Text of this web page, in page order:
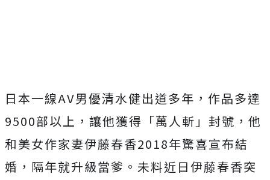
日本一線AV男優清水健出道多年，作品多達
9500部以上，讓他獲得「萬人斬」封號，他
和美女作家妻伊藤春香2018年驚喜宣布結
婚，隔年就升級當爹。未料近日伊藤春香突